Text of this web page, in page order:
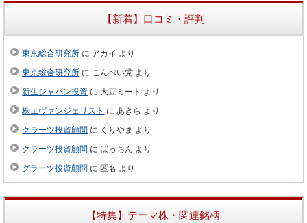
【新着】口コミ・評判
東京総合研究所 に アカイ より
東京総合研究所 に こんぺい党 より
新生ジャパン投資 に 大豆ミート より
株エヴァンジェリスト にあきら より
グラーツ投資顧問 に くりやま より
グラーツ投資顧問 にばっちん より
グラーツ投資顧問 に匿名 より
【特集】テーマ株・関連銘柄